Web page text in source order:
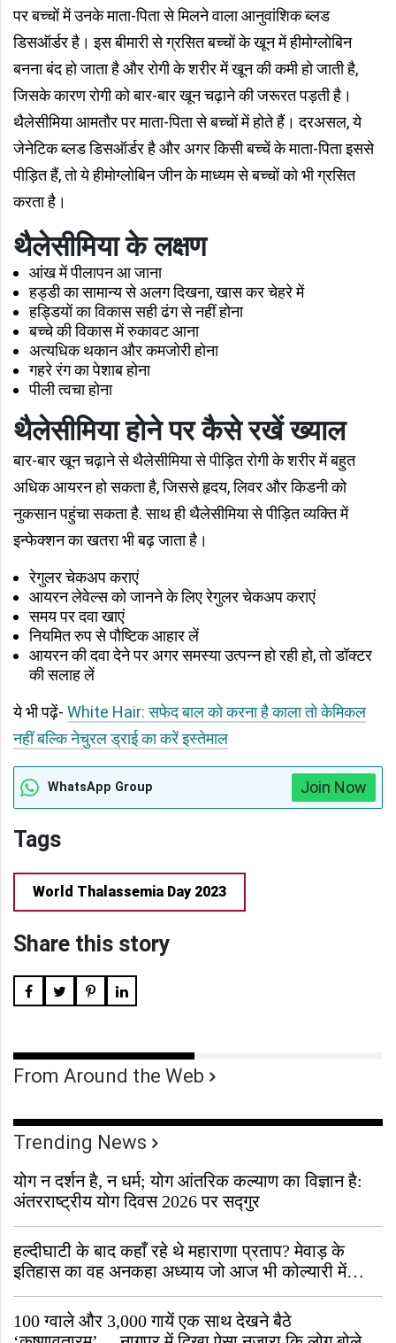
पर बच्चों में उनके माता-पिता से मिलने वाला आनुवांशिक ब्लड
डिसऑर्डर है। इस बीमारी से ग्रसित बच्चों के खून में हीमोग्लोबिन
बनना बंद हो जाता है और रोगी के शरीर में खून की कमी हो जाती है,
जिसके कारण रोगी को बार-बार खून चढ़ाने की जरूरत पड़ती है।
थैलेसीमिया आमतौर पर माता-पिता से बच्चों में होते हैं। दरअसल, ये
जेनेटिक ब्लड डिसऑर्डर है और अगर किसी बच्चें के माता-पिता इससे
पीड़ित हैं, तो ये हीमोग्लोबिन जीन के माध्यम से बच्चों को भी ग्रसित
करता है।
थैलेसीमिया के लक्षण
आंख में पीलापन आ जाना
हड्डी का सामान्य से अलग दिखना, खास कर चेहरे में
हड्डियों का विकास सही ढंग से नहीं होना
बच्चे की विकास में रुकावट आना
अत्यधिक थकान और कमजोरी होना
गहरे रंग का पेशाब होना
पीली त्वचा होना
थैलेसीमिया होने पर कैसे रखें ख्याल
बार-बार खून चढ़ाने से थैलेसीमिया से पीड़ित रोगी के शरीर में बहुत
अधिक आयरन हो सकता है, जिससे हृदय, लिवर और किडनी को
नुकसान पहुंचा सकता है. साथ ही थैलेसीमिया से पीड़ित व्यक्ति में
इन्फेक्शन का खतरा भी बढ़ जाता है।
रेगुलर चेकअप कराएं
आयरन लेवेल्स को जानने के लिए रेगुलर चेकअप कराएं
समय पर दवा खाएं
नियमित रुप से पौष्टिक आहार लें
आयरन की दवा देने पर अगर समस्या उत्पन्न हो रही हो, तो डॉक्टर
की सलाह लें
ये भी पढ़ें- White Hair: सफेद बाल को करना है काला तो केमिकल
नहीं बल्कि नेचुरल ड्राई का करें इस्तेमाल
WhatsApp Group Join Now
Tags
World Thalassemia Day 2023
Share this story
From Around the Web
Trending News
योग न दर्शन है, न धर्म; योग आंतरिक कल्याण का विज्ञान है:
अंतरराष्ट्रीय योग दिवस 2026 पर सद्गुर
हल्दीघाटी के बाद कहाँ रहे थे महाराणा प्रताप? मेवाड़ के
इतिहास का वह अनकहा अध्याय जो आज भी कोल्यारी में
जीवित है
100 ग्वाले और 3,000 गायें एक साथ देखने बैठे